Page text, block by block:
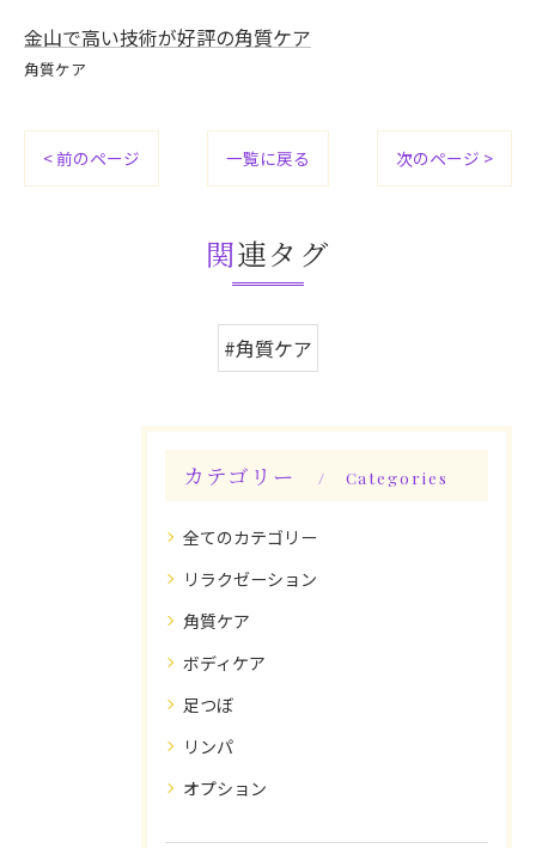
金山で高い技術が好評の角質ケア
角質ケア
< 前のページ 一覧に戻る 次のページ >
関連タグ
#角質ケア
カテゴリー Categories
全てのカテゴリー
リラクゼーション
角質ケア
ボディケア
足つぼ
リンパ
オプション